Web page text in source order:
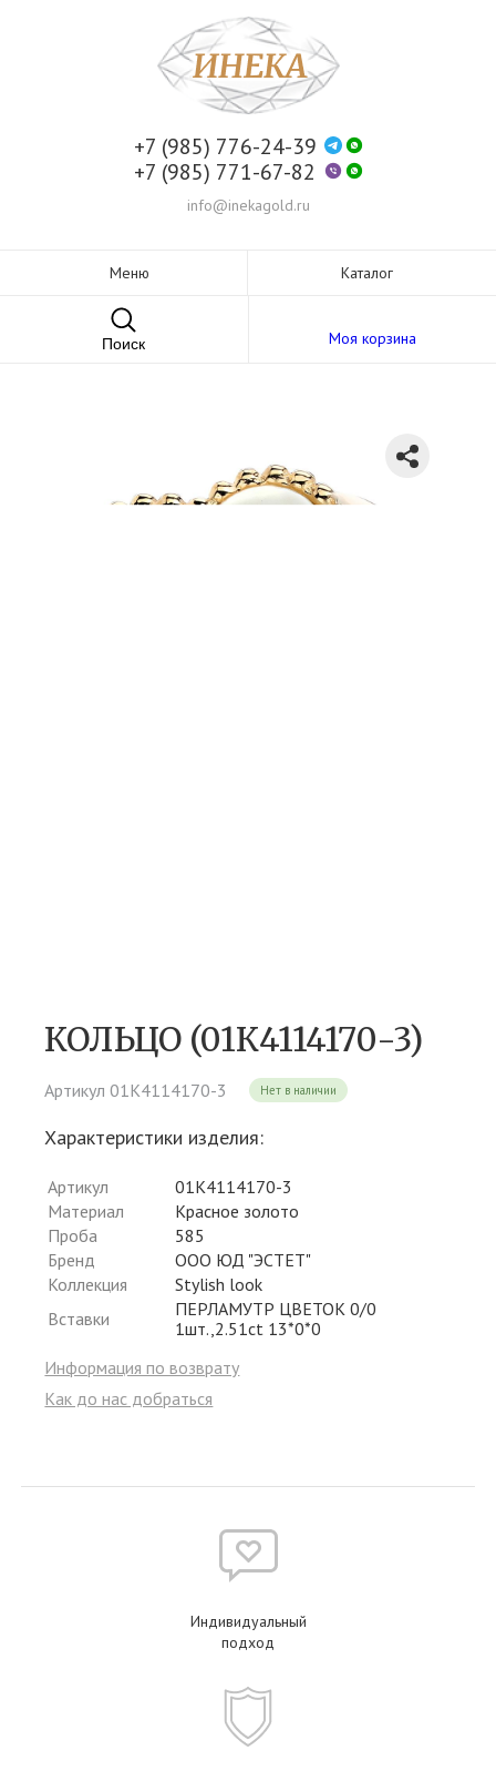
+7 (985) 776-24-39
+7 (985) 771-67-82
info@inekagold.ru
Меню Каталог
Поиск Моя корзина
КОЛЬЦО (01К4114170-3)
Артикул 01К4114170-3 Нет в наличии
Характеристики изделия:
Артикул
01К4114170-3
Материал
Красное золото
Проба
585
Бренд
ООО ЮД "ЭСТЕТ"
Коллекция
Stylish look
Вставки
ПЕРЛАМУТР ЦВЕТОК 0/0
1шт.,2.51ct 13*0*0
Информация по возврату
Как до нас добраться
Индивидуальный
подход